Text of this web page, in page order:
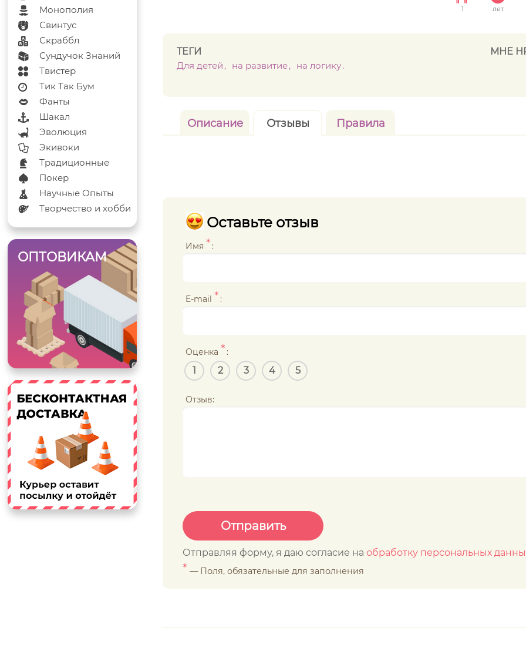
Монополия
Свинтус
Скраббл
Сундучок Знаний
Твистер
Тик Так Бум
Фанты
Шакал
Эволюция
Экивоки
Традиционные
Покер
Научные Опыты
Творчество и хобби
ОПТОВИКАМ
1
лет
ТЕГИ
Для детей
на развитие на логику
МНЕ
Описание Отзывы Правила
Оставьте отзыв
Имя * :
E-mail * :
Оценка * :
1 2 3 4 5
Отзыв:
Отправляя форму, я даю согласие наобработку персональных
* — Поля, обязательные для заполнения